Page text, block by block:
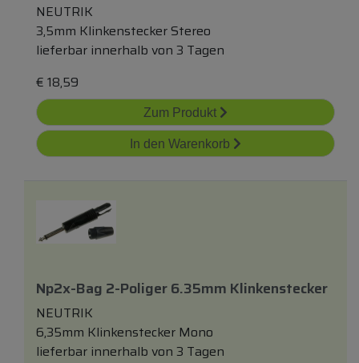
NEUTRIK
3,5mm Klinkenstecker Stereo
lieferbar innerhalb von 3 Tagen
€ 18,59
Zum Produkt
In den Warenkorb
Np2x-Bag 2-Poliger 6.35mm Klinkenstecker
NEUTRIK
6,35mm Klinkenstecker Mono
lieferbar innerhalb von 3 Tagen